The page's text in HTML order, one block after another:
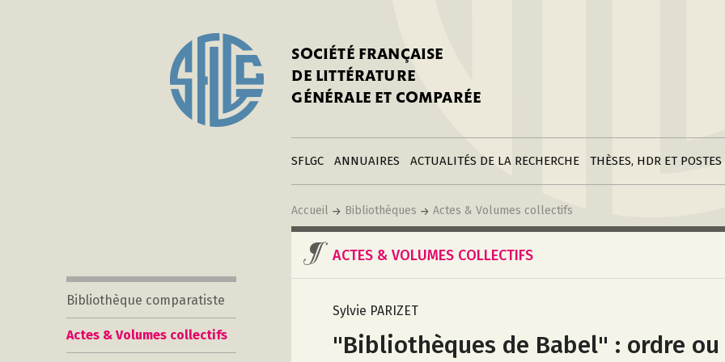
SOCIÉTÉ FRANÇAISE
DE LITTÉRATURE
GÉNÉRALE ET COMPARÉE
SFLGC
Adhérer à la SFLGC
Publier sur ce site
LiensANNUAIRES
Créer une fiche
annuaire
Modifier sa fiche
annuaire
Créer une fiche
institutionACTUALITÉS DE LA RECHERCHE
Divers
Soumettre une
annonce
THÈSES, HDR ET POSTES
Postes
Accueil Bibliothèques Actes & Volumes collectifs
Bibliothèque comparatiste
Actes & Volumes collectifs
ACTES & VOLUMES COLLECTIFS
Sylvie PARIZET
"Bibliothèques de Babel" : ordre ou